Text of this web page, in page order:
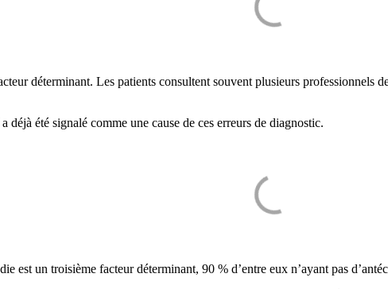
déterminant. Les patients consultent souvent plusieurs professionnels
déjà été signalé comme une cause de ces erreurs de diagnostic.
est un troisième facteur déterminant, 90 % d’entre eux n’ayant pas